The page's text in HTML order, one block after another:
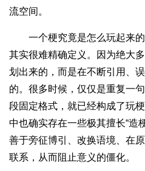
流空间。
一个梗究竟是怎么玩起来的
其实很难精确定义。因为绝大
划出来的，而是在不断引用、
的。很多时候，仅仅是重复一
段固定格式，就已经构成了玩
中也确实存在一些极其擅长“造
善于旁征博引、改换语境、在
联系，从而阻止意义的僵化。